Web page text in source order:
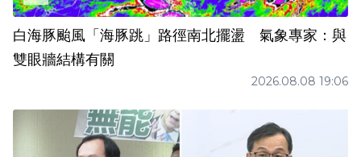
白海豚颱風「海豚跳」路徑南北擺盪 氣象專家：與
雙眼牆結構有關
2026.08.08 19:06